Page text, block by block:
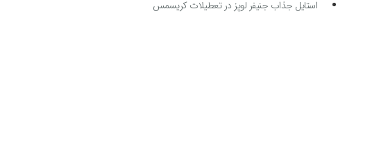
استایل جذاب جنیفر لوپز در تعطیلات کریسمس